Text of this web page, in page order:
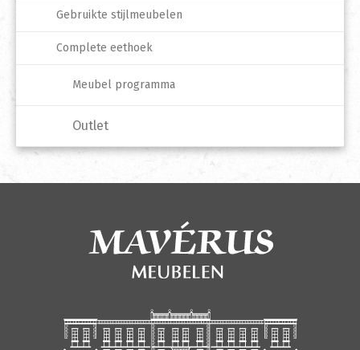
Gebruikte stijlmeubelen
Complete eethoek
Meubel programma
Outlet